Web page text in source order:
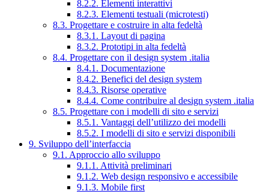
8.2.2. Elementi interattivi
8.2.3. Elementi testuali (microtesti)
8.3. Progettare e costruire in alta fedeltà
8.3.1. Layout di pagina
8.3.2. Prototipi in alta fedeltà
8.4. Progettare con il design system .italia
8.4.1. Documentazione
8.4.2. Benefici del design system
8.4.3. Risorse operative
8.4.4. Come contribuire al design system .italia
8.5. Progettare con i modelli di sito e servizi
8.5.1. Vantaggi dell’utilizzo dei modelli
8.5.2. I modelli di sito e servizi disponibili
9. Sviluppo dell’interfaccia
9.1. Approccio allo sviluppo
9.1.1. Attività preliminari
9.1.2. Web design responsivo e accessibile
9.1.3. Mobile first